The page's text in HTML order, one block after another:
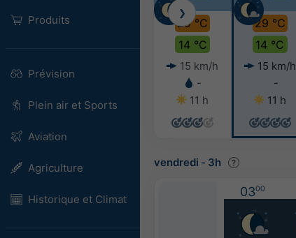
Produits
Prévision
Plein air et Sports
Aviation
Agriculture
Historique et Climat
29 °C
14 °C
15 km/h
-
11 h
29 °C
14 °C
15 km/h
-
11 h
❯
vendredi - 3h
0300